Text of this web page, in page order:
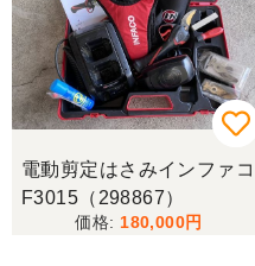
整備された中古のバ
だいたい予算内だっ
から陸送が可能とい
い物が出来たと非常
この度は、迅速な対
だ、メールに記載の
ラグがあり少しとま
電動剪定はさみインファコ
F3015（298867）
180,000